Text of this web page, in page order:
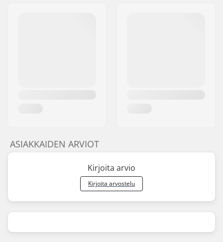
ASIAKKAIDEN ARVIOT
Kirjoita arvio
Kirjoita arvostelu